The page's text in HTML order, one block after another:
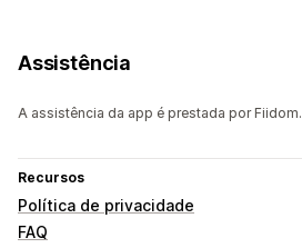
Assistência
A assistência da app é prestada por Fiidom.
Recursos
Política de privacidade
FAQ